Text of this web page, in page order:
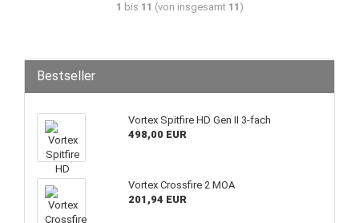
1 bis 11 (von insgesamt 11 )
Bestseller
Vortex Spitfire HD Gen II 3-fach
498,00 EUR
Vortex Crossfire 2 MOA
201,94 EUR